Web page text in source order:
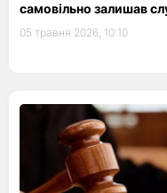
самовільно залишав
05 травня 2026, 10:10